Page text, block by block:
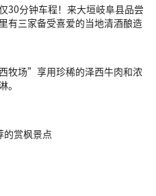
30分钟车程！来大垣岐阜县品尝
有三家备受喜爱的当地清酒酿造
牧场”享用珍稀的泽西牛肉和浓
。
的赏枫景点